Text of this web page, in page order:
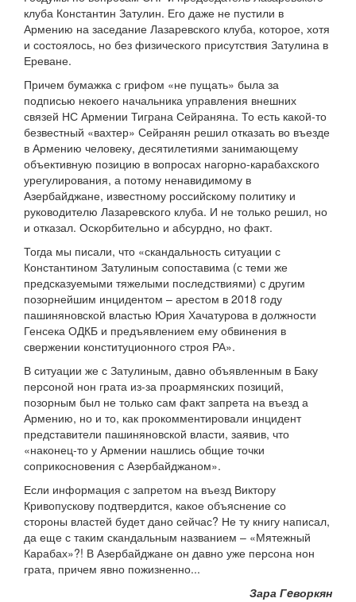
клуба Константин Затулин. Его даже не пустили в
Армению на заседание Лазаревского клуба, которое, хотя
и состоялось, но без физического присутствия Затулина в
Ереване.
Причем бумажка с грифом «не пущать» была за
подписью некоего начальника управления внешних
связей НС Армении Тиграна Сейраняна. То есть какой-то
безвестный «вахтер» Сейранян решил отказать во въезде
в Армению человеку, десятилетиями занимающему
объективную позицию в вопросах нагорно-карабахского
урегулирования, а потому ненавидимому в
Азербайджане, известному российскому политику и
руководителю Лазаревского клуба. И не только решил, но
и отказал. Оскорбительно и абсурдно, но факт.
Тогда мы писали, что «скандальность ситуации с
Константином Затулиным сопоставима (с теми же
предсказуемыми тяжелыми последствиями) с другим
позорнейшим инцидентом – арестом в 2018 году
пашиняновской властью Юрия Хачатурова в должности
Генсека ОДКБ и предъявлением ему обвинения в
свержении конституционного строя РА».
В ситуации же с Затулиным, давно объявленным в Баку
персоной нон грата из-за проармянских позиций,
позорным был не только сам факт запрета на въезд а
Армению, но и то, как прокомментировали инцидент
представители пашиняновской власти, заявив, что
«наконец-то у Армении нашлись общие точки
соприкосновения с Азербайджаном».
Если информация с запретом на въезд Виктору
Кривопускову подтвердится, какое объяснение со
стороны властей будет дано сейчас? Не ту книгу написал,
да еще с таким скандальным названием – «Мятежный
Карабах»?! В Азербайджане он давно уже персона нон
грата, причем явно пожизненно...
Зара Гeворкян